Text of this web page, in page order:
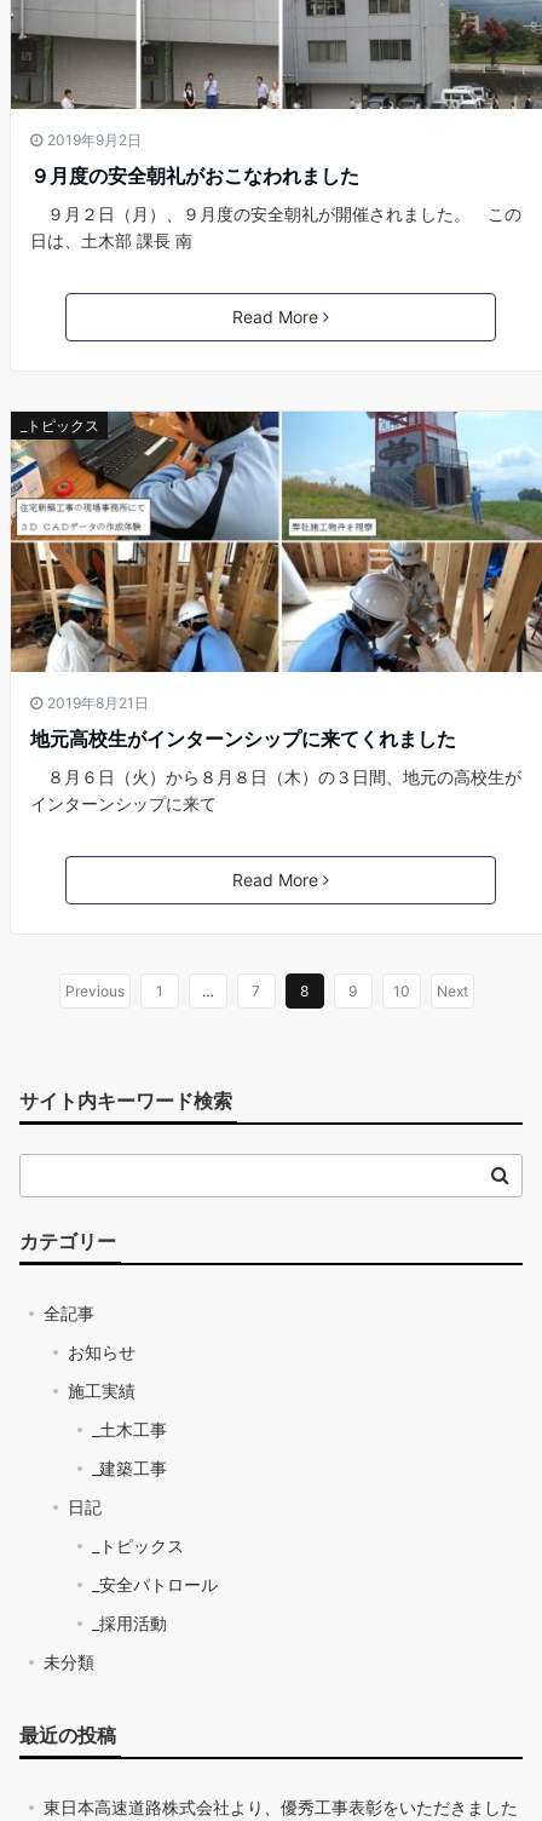
2019年9月2日
９月度の安全朝礼がおこなわれました
９月２日（月）、９月度の安全朝礼が開催されました。 この
日は、土木部 課長 南
Read More
_トピックス
2019年8月21日
地元高校生がインターンシップに来てくれました
８月６日（火）から８月８日（木）の３日間、地元の高校生が
インターンシップに来て
Read More
Previous 1 … 7 8 9 10 Next
サイト内キーワード検索
カテゴリー
全記事
お知らせ
施工実績
_土木工事
_建築工事
日記
_トピックス
_安全パトロール
_採用活動
未分類
最近の投稿
東日本高速道路株式会社より、優秀工事表彰をいただきました